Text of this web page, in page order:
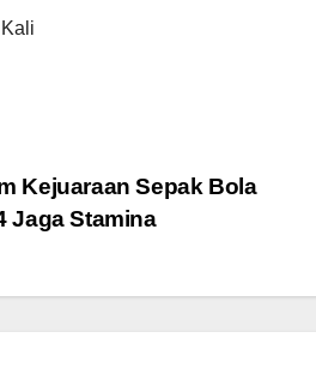
Kejuaraan Sepak Bola
Jaga Stamina